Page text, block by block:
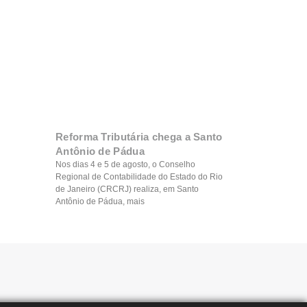
Reforma Tributária chega a Santo
Antônio de Pádua
Nos dias 4 e 5 de agosto, o Conselho
Regional de Contabilidade do Estado do Rio
de Janeiro (CRCRJ) realiza, em Santo
Antônio de Pádua, mais